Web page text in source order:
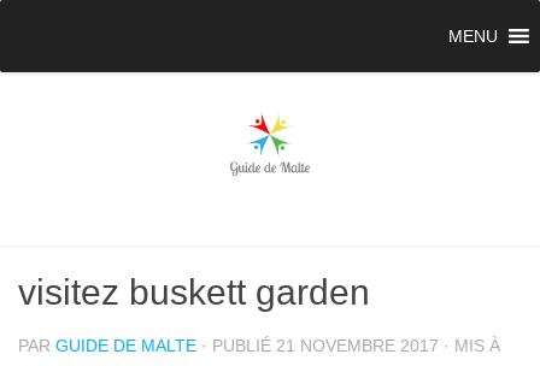
MENU
visitez buskett garden
PAR GUIDE DE MALTE · PUBLIÉ 21 NOVEMBRE 2017 · MIS À